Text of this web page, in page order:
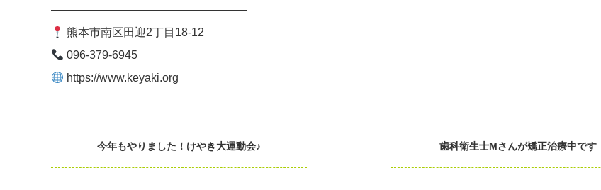
———————————-——————
熊本市南区田迎2丁目18-12
096-379-6945
https://www.keyaki.org
今年もやりました！けやき大運動会♪ 歯科衛生士Mさんが矯正治療中です